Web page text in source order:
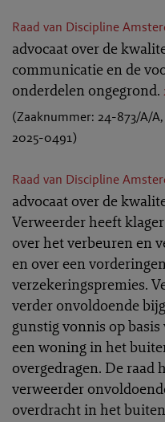
Raad van Discipline
advocaat over de
communicatie en de
onderdelen ongegrond.
(Zaaknummer: 24-873/A/A,
2025-0491)
Raad van Discipline
advocaat over de
Verweerder heeft
over het verbeuren en
en over een
verzekeringspremies.
verder onvoldoende
gunstig vonnis op
een woning in het
overgedragen. De raad
verweerder
overdracht in het